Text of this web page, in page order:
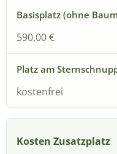
590,00 €
kostenfrei
Kosten Zusatzplatz